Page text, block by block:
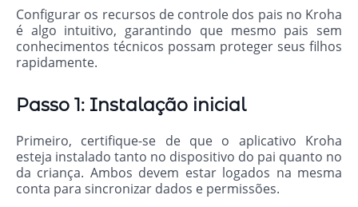
Configurar os recursos de controle dos pais no Kroha
é algo intuitivo, garantindo que mesmo pais sem
conhecimentos técnicos possam proteger seus filhos
rapidamente.
Passo 1: Instalação inicial
Primeiro, certifique-se de que o aplicativo Kroha
esteja instalado tanto no dispositivo do pai quanto no
da criança. Ambos devem estar logados na mesma
conta para sincronizar dados e permissões.